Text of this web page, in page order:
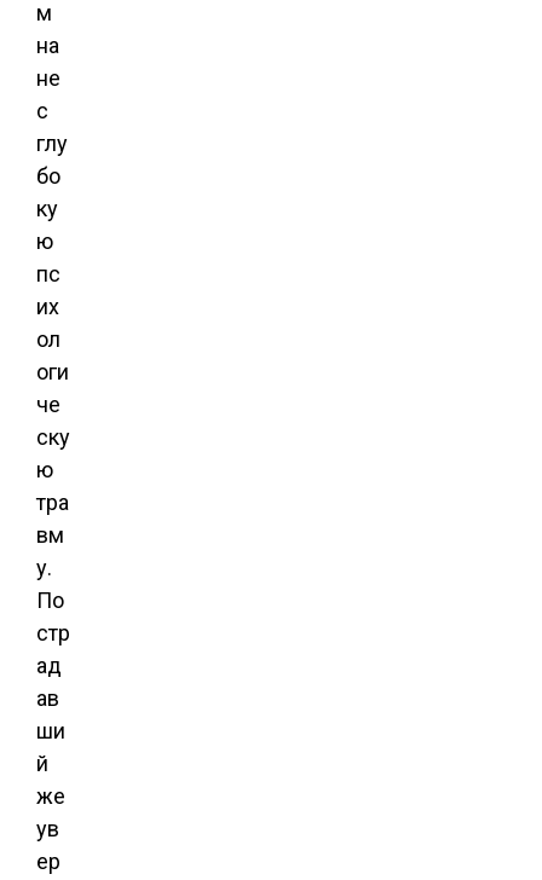
м
на
не
с
глу
бо
ку
ю
пс
их
ол
оги
че
ску
ю
тра
вм
у.
По
стр
ад
ав
ши
й
же
ув
ер